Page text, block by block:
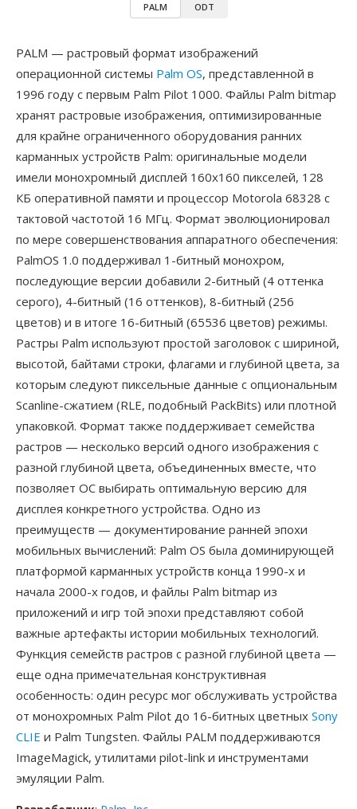
PALM ODT
PALM — растровый формат изображений
операционной системы Palm OS, представленной в
1996 году с первым Palm Pilot 1000. Файлы Palm bitmap
хранят растровые изображения, оптимизированные
для крайне ограниченного оборудования ранних
карманных устройств Palm: оригинальные модели
имели монохромный дисплей 160x160 пикселей, 128
КБ оперативной памяти и процессор Motorola 68328 с
тактовой частотой 16 МГц. Формат эволюционировал
по мере совершенствования аппаратного обеспечения:
PalmOS 1.0 поддерживал 1-битный монохром,
последующие версии добавили 2-битный (4 оттенка
серого), 4-битный (16 оттенков), 8-битный (256
цветов) и в итоге 16-битный (65536 цветов) режимы.
Растры Palm используют простой заголовок с шириной,
высотой, байтами строки, флагами и глубиной цвета, за
которым следуют пиксельные данные с опциональным
Scanline-сжатием (RLE, подобный PackBits) или плотной
упаковкой. Формат также поддерживает семейства
растров — несколько версий одного изображения с
разной глубиной цвета, объединенных вместе, что
позволяет ОС выбирать оптимальную версию для
дисплея конкретного устройства. Одно из
преимуществ — документирование ранней эпохи
мобильных вычислений: Palm OS была доминирующей
платформой карманных устройств конца 1990-х и
начала 2000-х годов, и файлы Palm bitmap из
приложений и игр той эпохи представляют собой
важные артефакты истории мобильных технологий.
Функция семейств растров с разной глубиной цвета —
еще одна примечательная конструктивная
особенность: один ресурс мог обслуживать устройства
от монохромных Palm Pilot до 16-битных цветных Sony
CLIE и Palm Tungsten. Файлы PALM поддерживаются
ImageMagick, утилитами pilot-link и инструментами
эмуляции Palm.